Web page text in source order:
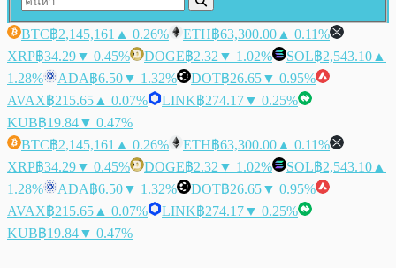
BTC฿2,145,161 ▲ 0.26% ETH฿63,300.00 ▲ 0.11%
XRP฿34.29▼ 0.45% DOGE฿2.32 ▼ 1.02% SOL฿2,543.10 ▲
1.28%
ADA฿6.50▼ 1.32% DOT฿26.65▼ 0.95%
AVAX฿215.65 ▲ 0.07% LINK฿274.17▼ 0.25%
KUB฿19.84▼ 0.47%
BTC฿2,145,161 ▲ 0.26% ETH฿63,300.00 ▲ 0.11%
XRP฿34.29▼ 0.45% DOGE฿2.32 ▼ 1.02% SOL฿2,543.10 ▲
1.28%
ADA฿6.50▼ 1.32% DOT฿26.65▼ 0.95%
AVAX฿215.65 ▲ 0.07% LINK฿274.17▼ 0.25%
KUB฿19.84▼ 0.47%